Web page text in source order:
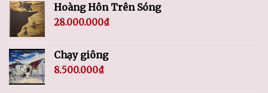
Hoàng Hôn Trên Sóng
28.000.000₫
Chạy giông
8.500.000₫